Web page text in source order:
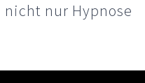
nur Hypnose